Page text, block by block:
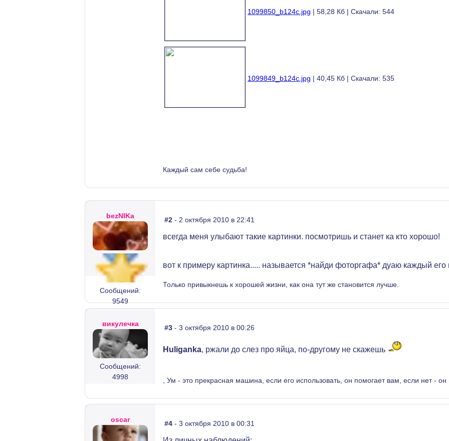
1099850_b124c.jpg | 58,28 Кб | Скачали: 544
1099849_b124c.jpg | 40,45 Кб | Скачали: 535
Каждый сам себе судьба!
bezNIKа
Сообщений:
9549
#2 - 2 октября 2010 в 22:41
всегда меня улыбают такие картинки. посмотришь и станет ка кто хорошо!
вот к примеру картинка..... называется *найди фоторгафа* дуаю каждый его
Только привыкнешь к хорошей жизни, как она тут же становится лучше.
викулечка
Сообщений:
4998
#3 - 3 октября 2010 в 00:26
Huliganka, ржали до слез про яйца, по-другому не скажешь
, Ум - это прекрасная машина, если его использовать, он помогает вам, если нет - он
oscar #4 - 3 октября 2010 в 00:31